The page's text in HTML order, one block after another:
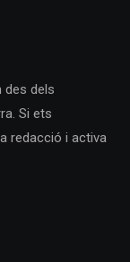
des dels
Si ets
redacció i activa